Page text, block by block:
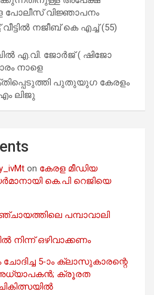
പോലീസ് വിജ്ഞാപനം
നജീബ് കെ എച്ച് (55)
എ.​വി. ജോ​ർ​ജ് ( ഷിജോ
നാളെ
പുതുയുഗ കേരളം
ലിജു
on കേരള മീഡിയ
കെ.പി റെജിയെ
പമ്പാവാലി
നിന്ന് ഒഴിവാക്കണം
5-ാം ക്ലാസുകാരന്റെ
ക്രൂരത